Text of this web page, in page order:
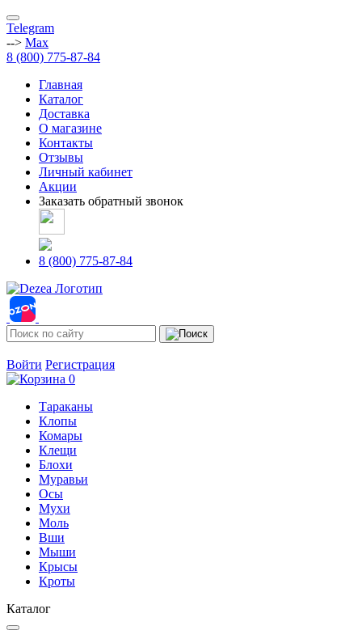
Telegram
--> Max
8 (800) 775-87-84
Главная
Каталог
Доставка
О магазине
Контакты
Отзывы
Личный кабинет
Акции
Заказать обратный звонок
8 (800) 775-87-84
Войти Регистрация
0
Тараканы
Клопы
Комары
Клещи
Блохи
Муравьи
Осы
Мухи
Моль
Вши
Мыши
Крысы
Кроты
Каталог